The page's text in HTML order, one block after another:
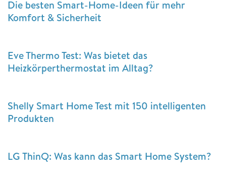
Die besten Smart-Home-Ideen für mehr
Komfort & Sicherheit
Eve Thermo Test: Was bietet das
Heizkörperthermostat im Alltag?
Shelly Smart Home Test mit 150 intelligenten
Produkten
LG ThinQ: Was kann das Smart Home System?